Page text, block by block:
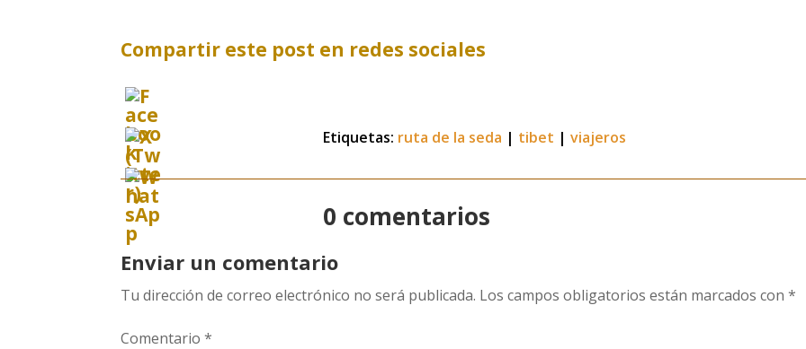
Compartir este post en redes sociales
Etiquetas: ruta de la seda | tibet |viajeros
0 comentarios
Enviar un comentario
Tu dirección de correo electrónico no será publicada. Los campos obligatorios están marcados con*
Comentario*